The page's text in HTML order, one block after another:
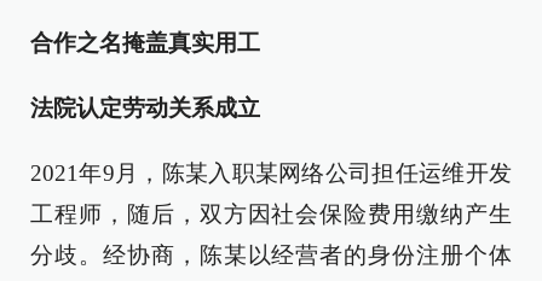
合作之名掩盖真实用工
法院认定劳动关系成立
2021年9月，陈某入职某网络公司担任运维开发
工程师，随后，双方因社会保险费用缴纳产生
分歧。经协商，陈某以经营者的身份注册个体